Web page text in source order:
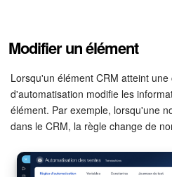
Signature électronique
Analytique
BI Builder
Automatisation
Modifier un élément
Lorsqu'un élément CRM atteint
d'automatisation modifie les
élément. Par exemple, lorsqu'une
dans le CRM, la règle change de